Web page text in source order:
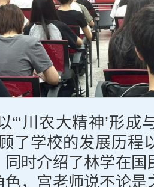
“‘川农大精神’形成
了学校的发展历程
时介绍了林学在国
，宫老师说不论是